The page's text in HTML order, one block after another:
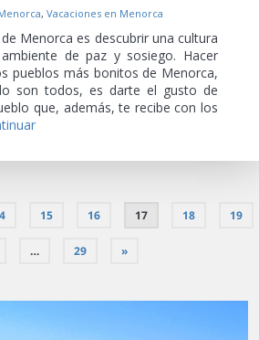
, Vacaciones en Menorca
Menorca es descubrir una cultura
de paz y sosiego. Hacer
pueblos más bonitos de Menorca,
son todos, es darte el gusto de
que, además, te recibe con los
15 16 17 18 19
… 29 »